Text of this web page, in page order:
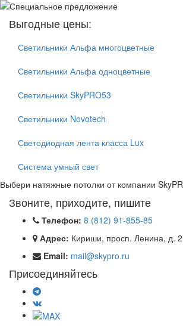
Выгодные цены:
Светильники Альфа многоцветные
Светильники Альфа одноцветные
Светильники SkyPRO53
Светильники Novotech
Светодиодная лента класса Lux
Система умный свет
Выбери натяжные потолки от компании
Звоните, приходите, пишите
Телефон: 8 (812) 91-855-85
Адрес: Кириши, просп. Ленина, д.
Email: mail@skypro.ru
Присоединяйтесь